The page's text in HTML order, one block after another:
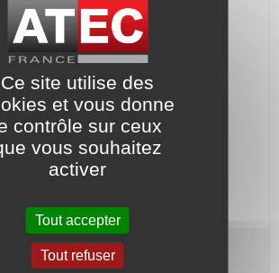
: Céramique - Joint : Nitrile.
€HT
- Type G60/D - Arbre Ø 16
Ce site utilise des
et vous donne
contrôle sur ceux
vous souhaitez
activer
Tout accepter
Tout refuser